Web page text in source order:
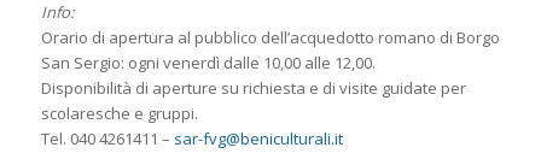
Info:
Orario di apertura al pubblico dell’acquedotto romano di Borgo
San Sergio: ogni venerdì dalle 10,00 alle 12,00.
Disponibilità di aperture su richiesta e di visite guidate per
scolaresche e gruppi.
Tel. 040 4261411 – sar-fvg@beniculturali.it